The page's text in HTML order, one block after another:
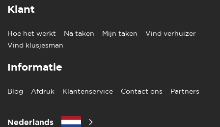
Klant
Hoe het werkt Na taken Mijn taken
Vind verhuizer
Vind klusjesman
Informatie
Blog Afdruk Klantenservice Contact ons Partners
Nederlands